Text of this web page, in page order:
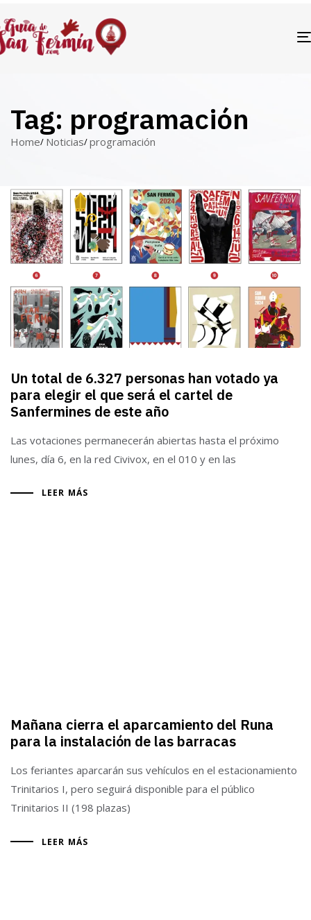
Tag: programación
Home Noticias programación
Un total de 6.327 personas han votado ya
para elegir el que será el cartel de
Sanfermines de este año
Las votaciones permanecerán abiertas hasta el próximo
lunes, día 6, en la red Civivox, en el 010 y en las
LEER MÁS
Mañana cierra el aparcamiento del Runa
para la instalación de las barracas
Los feriantes aparcarán sus vehículos en el estacionamiento
Trinitarios I, pero seguirá disponible para el público
Trinitarios II (198 plazas)
LEER MÁS